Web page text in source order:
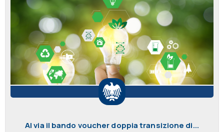
Al via il bando voucher doppia transizione di...